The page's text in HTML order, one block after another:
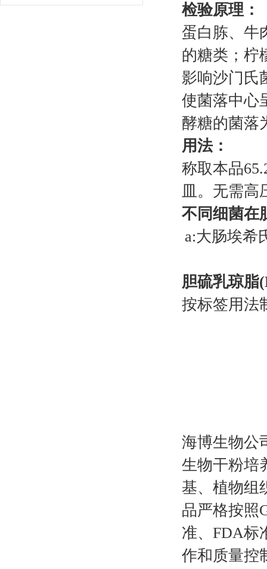
检验原理：
蛋白胨、牛
的糖类；柠
影响沙门氏
使菌落中心
酵糖的菌落
用法：
称取本品
皿。无需高
不同细菌在
a:大肠埃希
胆硫乳琼脂
按标签用法
海博生物公
生物干粉培
基、植物组
品严格按照
准、FDA标
作和质量控